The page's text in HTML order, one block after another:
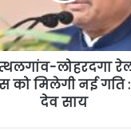
लोहरदगा
मिलेगी नई गति :
देव साय